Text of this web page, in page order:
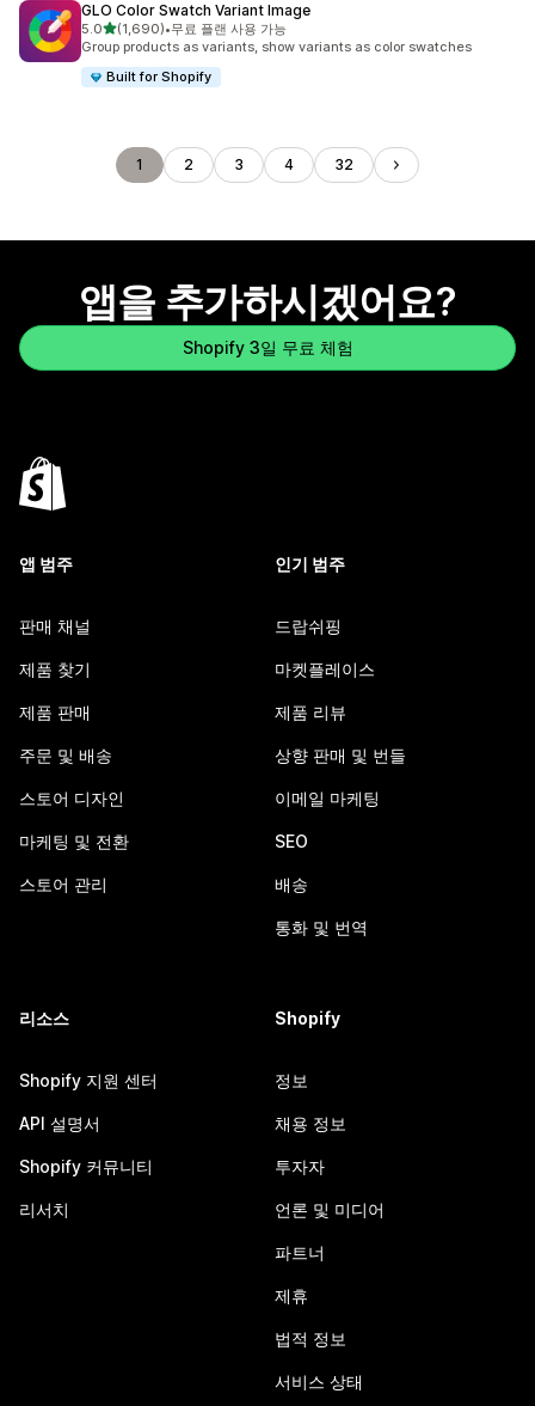
GLO Color Swatch Variant Image
5.0별 5개 중
(1,690)
총 리뷰 1690개
•무료 플랜 사용 가능
Group products as variants, show variants as color swatches
Built for Shopify
1 2 3 4 32
앱을 추가하시겠어요?
Shopify 3일 무료 체험
앱 범주
판매 채널
제품 찾기
제품 판매
주문 및 배송
스토어 디자인
마케팅 및 전환
스토어 관리
인기 범주
드랍쉬핑
마켓플레이스
제품 리뷰
상향 판매 및 번들
이메일 마케팅
SEO
배송
통화 및 번역
리소스
Shopify 지원 센터
API 설명서
Shopify 커뮤니티
리서치
Shopify
정보
채용 정보
투자자
언론 및 미디어
파트너
제휴
법적 정보
서비스 상태